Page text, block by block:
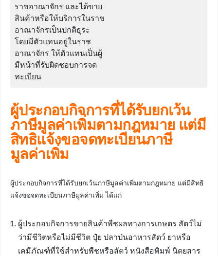
ราชอาณาจักร และได้ขาย
สินค้าหรือให้บริการในราช
อาณาจักรเป็นปกติธุระ
โดยมีตัวแทนอยู่ในราช
อาณาจักร ให้ตัวแทนเป็นผู้
มีหน้าที่รับผิดชอบการจด
ทะเบียน
ผู้ประกอบกิจการที่ได้รับยกเว้น
ภาษีมูลค่าเพิ่มตามกฎหมาย แต่มี
สิทธิแจ้งขอจดทะเบียนภาษี
มูลค่าเพิ่ม
ผู้ประกอบกิจการที่ได้รับยกเว้นภาษีมูลค่าเพิ่มตามกฎหมาย แต่มีสิทธิ
แจ้งขอจดทะเบียนภาษีมูลค่าเพิ่ม ได้แก่
ผู้ประกอบกิจการขายสินค้าพืชผลทางการเกษตร สัตว์ไม่
ว่ามีชีวิตหรือไม่มีชีวิต ปุ๋ย ปลาป่นอาหารสัตว์ ยาหรือ
เคมีภัณฑ์ที่ใช้สำหรับพืชหรือสัตว์ หนังสือพิมพ์ นิตยสาร